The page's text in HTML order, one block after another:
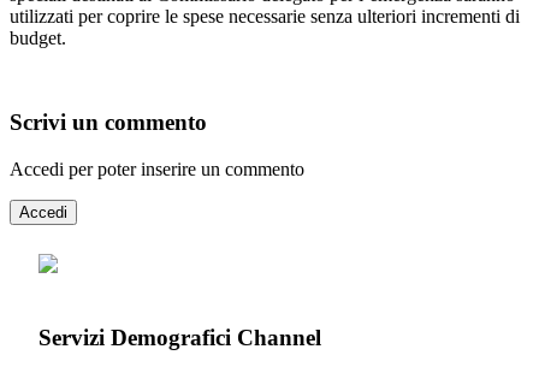
utilizzati per coprire le spese necessarie senza ulteriori incrementi di
budget.
Scrivi un commento
Accedi per poter inserire un commento
Accedi
Servizi Demografici Channel